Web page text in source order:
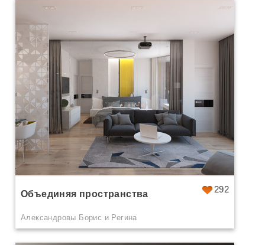
292
Объединяя пространства
Александровы Борис и Регина